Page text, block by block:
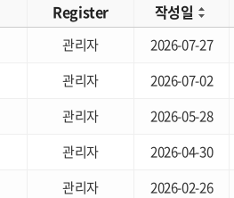
Register 작성일
관리자 2026-07-27
관리자 2026-07-02
관리자 2026-05-28
관리자 2026-04-30
관리자 2026-02-26